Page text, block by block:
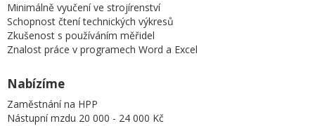
Minimálně vyučení ve strojírenství
Schopnost čtení technických výkresů
Zkušenost s používáním měřidel
Znalost práce v programech Word a Excel
Nabízíme
Zaměstnání na HPP
Nástupní mzdu 20 000 - 24 000 Kč